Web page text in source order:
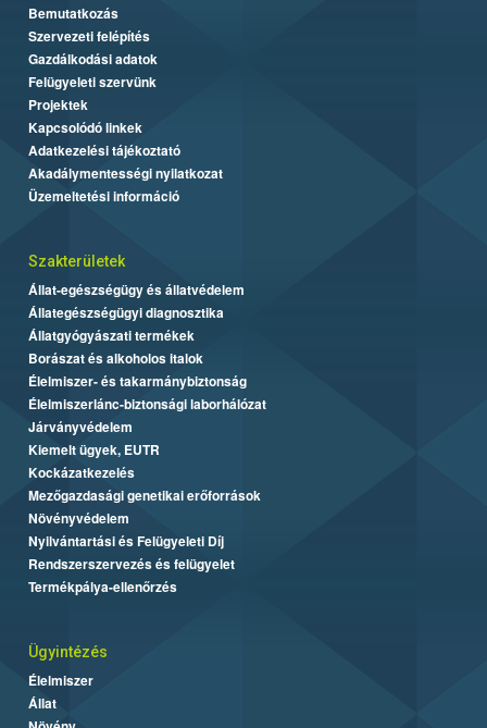
Bemutatkozás
Szervezeti felépítés
Gazdálkodási adatok
Felügyeleti szervünk
Projektek
Kapcsolódó linkek
Adatkezelési tájékoztató
Akadálymentességi nyilatkozat
Üzemeltetési információ
Szakterületek
Állat-egészségügy és állatvédelem
Állategészségügyi diagnosztika
Állatgyógyászati termékek
Borászat és alkoholos italok
Élelmiszer- és takarmánybiztonság
Élelmiszerlánc-biztonsági laborhálózat
Járványvédelem
Kiemelt ügyek, EUTR
Kockázatkezelés
Mezőgazdasági genetikai erőforrások
Növényvédelem
Nyilvántartási és Felügyeleti Díj
Rendszerszervezés és felügyelet
Termékpálya-ellenőrzés
Ügyintézés
Élelmiszer
Állat